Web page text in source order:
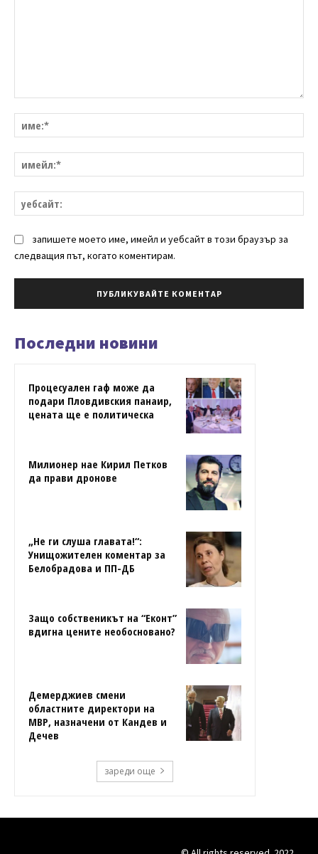
запишете моето име, имейл и уебсайт в този браузър за
следващия път, когато коментирам.
Последни новини
Процесуален гаф може да
подари Пловдивския панаир,
цената ще е политическа
Милионер нае Кирил Петков
да прави дронове
„Не ги слуша главата!“:
Унищожителен коментар за
Белобрадова и ПП-ДБ
Защо собственикът на “Еконт”
вдигна цените необосновано?
Демерджиев смени
областните директори на
МВР, назначени от Кандев и
Дечев
зареди още